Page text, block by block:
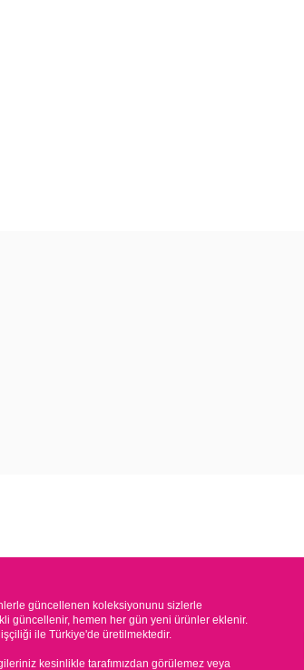
güncellenen koleksiyonunu sizlerle
güncellenir, hemen her gün yeni ürünler eklenir.
ile Türkiye'de üretilmektedir.
kesinlikle tarafımızdan görülemez veya